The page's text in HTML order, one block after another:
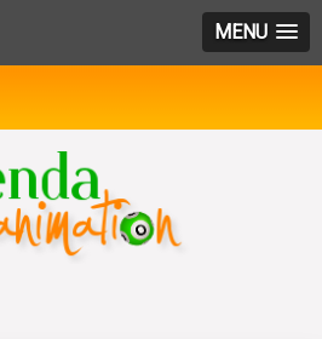
MENU